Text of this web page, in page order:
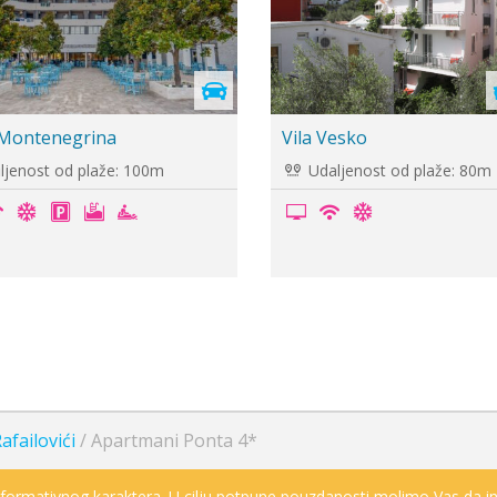
je
M Rafailovići
od plaže: 100m
Vila Tanja
Udaljenost od plaže: 29m
/Apartmani Ponta 4*